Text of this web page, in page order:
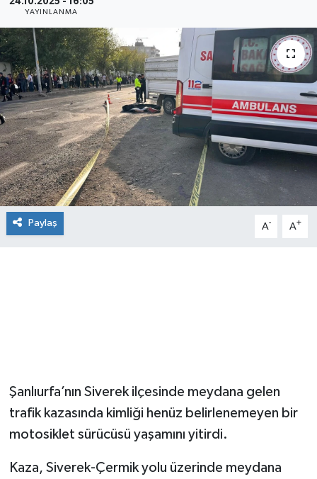
24.10.2025 - 16:05
YAYINLANMA
Paylaş A- A+
Şanlıurfa’nın Siverek ilçesinde meydana gelen
trafik kazasında kimliği henüz belirlenemeyen bir
motosiklet sürücüsü yaşamını yitirdi.
Kaza, Siverek-Çermik yolu üzerinde meydana